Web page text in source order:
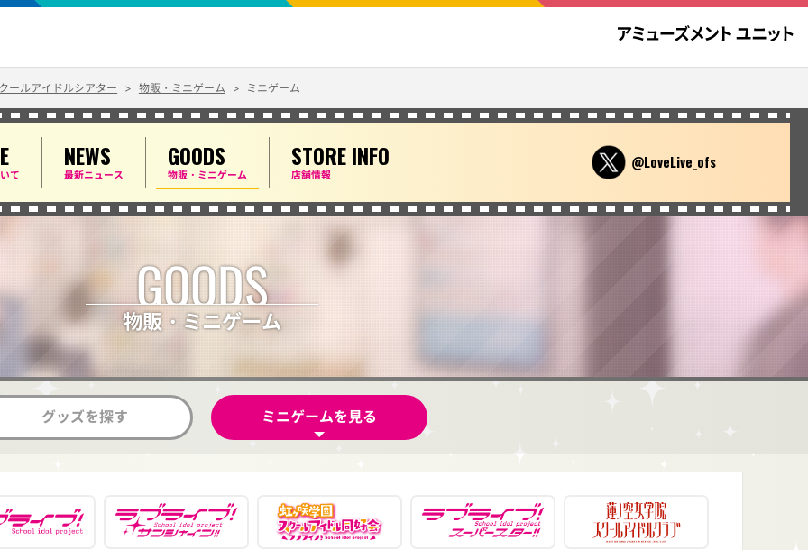
ールアイドルシアター 物販・ミニゲーム ミニゲーム
て
NEWS
最新ニュース
GOODS
物販・ミニゲーム
STORE INFO
店舗情報
@LoveLive_ofs
GOODS
物販・ミニゲーム
グッズを探す ミニゲームを見る